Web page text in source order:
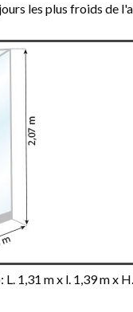
les plus froids de
1,31 m x l. 1,39 m x